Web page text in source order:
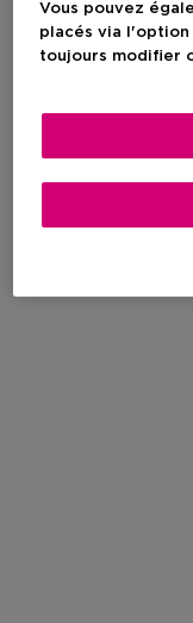
Vous pouvez
placés via l'option
toujours modifier